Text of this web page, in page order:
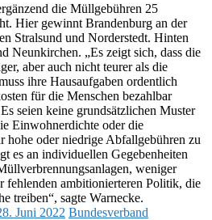
die Müllgebühren 25
Hier gewinnt Brandenburg an der
Stralsund und Norderstedt. Hinten
Neunkirchen. „Es zeigt sich, dass die
aber auch nicht teurer als die
ihre Hausaufgaben ordentlich
für die Menschen bezahlbar
seien keine grundsätzlichen Muster
Einwohnerdichte oder die
hohe oder niedrige Abfallgebühren zu
es an individuellen Gegebenheiten
weniger
fehlenden ambitionierteren Politik, die
treiben“, sagte Warnecke.
Juni 2022 Bundesverband